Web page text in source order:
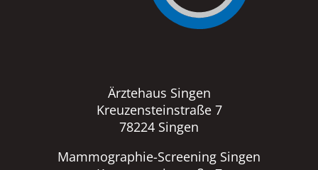
Ärztehaus Singen
Kreuzensteinstraße 7
78224 Singen
Mammographie-Screening Singen